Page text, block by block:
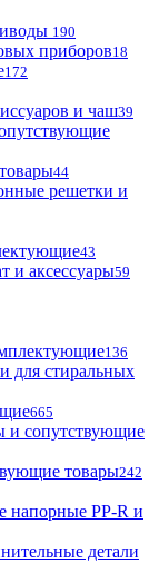
190
приборов18
172
и чаш39
44
решетки и
43
и аксессуары59
136
для стиральных
665
и сопутствующие
товары242
напорные PP-R и
детали